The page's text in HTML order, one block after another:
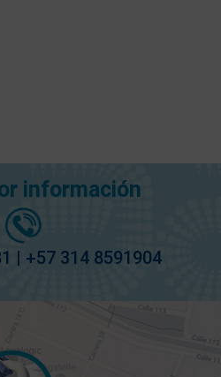
información
| +57 314 8591904